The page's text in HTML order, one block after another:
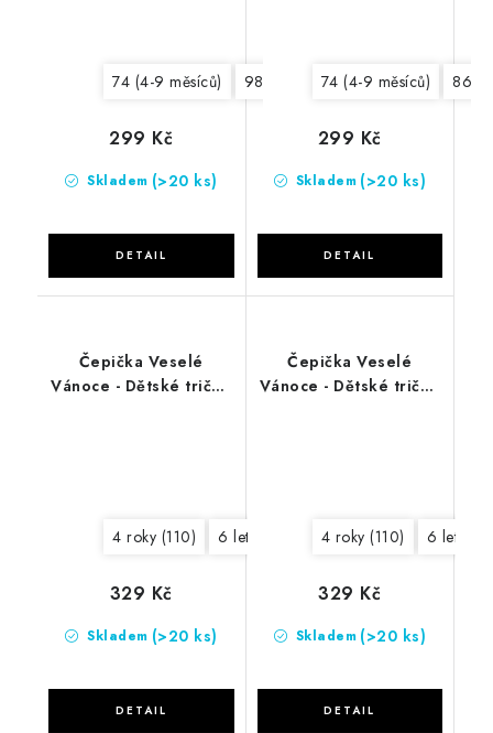
74 (4-9 měsíců) 98 (20-36 měsíců) 62 (0-3
Skladem (>20 ks)
299 Kč
74 (4-9 měsíců) 86
Skladem (>20 ks)
299 Kč
Čepička Veselé
Vánoce - Dětské tričko
4 roky (110) 6 let (122) 8 let (134) 10 let (146)
Skladem (>20 ks)
329 Kč
Čepička Veselé
Vánoce - Dětské tričko
4 roky (110) 6 let
Skladem (>20 ks)
329 Kč